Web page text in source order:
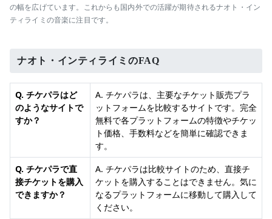
の幅を広げています。これからも国内外での活躍が期待されるナオト・イン
ティライミの音楽に注目です。
ナオト・インティライミのFAQ
Q. チケパラはど
のようなサイトで
すか？
A. チケパラは、主要なチケット販売プラ
ットフォームを比較するサイトです。完全
無料で各プラットフォームの特徴やチケッ
ト価格、手数料などを簡単に確認できま
す。
Q. チケパラで直
接チケットを購入
できますか？
A. チケパラは比較サイトのため、直接チ
ケットを購入することはできません。気に
なるプラットフォームに移動して購入して
ください。